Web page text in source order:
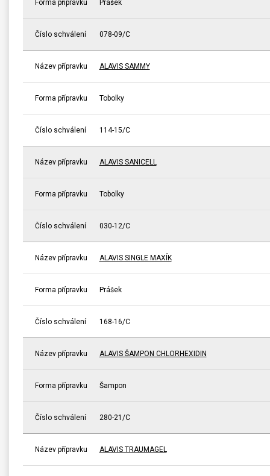
Forma přípravku Prášek
Číslo schválení 078-09/C
Název přípravku ALAVIS SAMMY
Forma přípravku Tobolky
Číslo schválení 114-15/C
Název přípravku ALAVIS SANICELL
Forma přípravku Tobolky
Číslo schválení 030-12/C
Název přípravku ALAVIS SINGLE MAXÍK
Forma přípravku Prášek
Číslo schválení 168-16/C
Název přípravku ALAVIS ŠAMPON CHLORHEXIDIN
Forma přípravku Šampon
Číslo schválení 280-21/C
Název přípravku ALAVIS TRAUMAGEL